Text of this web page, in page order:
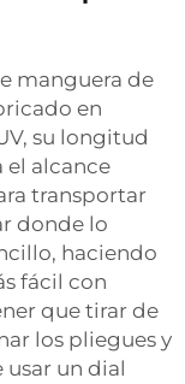
manguera de
en
su longitud
el alcance
transportar
donde lo
haciendo
fácil con
que tirar de
los pliegues y
usar un dial